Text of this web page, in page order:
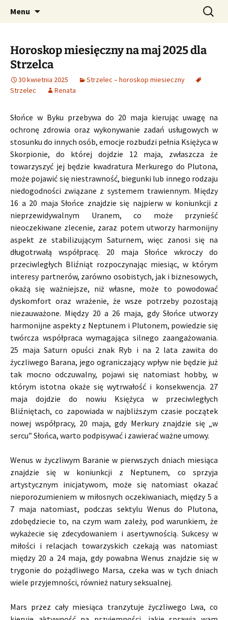
CzaroMarowy horoskop
dzienny, miesięczny i
tygodniowy
Profesjonalne przepowiednie astrologiczne
Menu Szukaj:
Horoskop miesięczny na maj 2025 dla
Strzelca
30 kwietnia 2025
Strzelec – horoskop miesieczny
Strzelec
Renata
Słońce w Byku przebywa do 20 maja kierując uwagę na
ochronę zdrowia oraz wykonywanie zadań usługowych w
stosunku do innych osób, emocje rozbudzi pełnia Księżyca w
Skorpionie, do której dojdzie 12 maja, zwłaszcza że
towarzyszyć jej będzie kwadratura Merkurego do Plutona,
może pojawić się niestrawność, biegunki lub innego rodzaju
niedogodności związane z systemem trawiennym. Między
16 a 20 maja Słońce znajdzie się najpierw w koniunkcji z
nieprzewidywalnym Uranem, co może przynieść
nieoczekiwane zlecenie, zaraz potem utworzy harmonijny
aspekt ze stabilizującym Saturnem, więc zanosi się na
długotrwałą współpracę. 20 maja Słońce wkroczy do
przeciwległych Bliźniąt rozpoczynając miesiąc, w którym
interesy partnerów, zarówno osobistych, jak i biznesowych,
okażą się ważniejsze, niż własne, może to powodować
dyskomfort oraz wrażenie, że wsze potrzeby pozostają
niezauważone. Między 20 a 26 maja, gdy Słońce utworzy
harmonijne aspekty z Neptunem i Plutonem, powiedzie się
twórcza współpraca wymagająca silnego zaangażowania.
25 maja Saturn opuści znak Ryb i na 2 lata zawita do
życzliwego Barana, jego ograniczający wpływ nie będzie już
tak mocno odczuwalny, pojawi się natomiast hobby, w
którym istotna okaże się wytrwałość i konsekwencja. 27
maja dojdzie do nowiu Księżyca w przeciwległych
Bliźniętach, co zapowiada w najbliższym czasie początek
nowej współpracy, 20 maja, gdy Merkury znajdzie się „w
sercu” Słońca, warto podpisywać i zawierać ważne umowy.
Wenus w życzliwym Baranie w pierwszych dniach miesiąca
znajdzie się w koniunkcji z Neptunem, co sprzyja
artystycznym inicjatywom, może się natomiast okazać
nieporozumieniem w miłosnych oczekiwaniach, między 5 a
7 maja natomiast, podczas sektylu Wenus do Plutona,
zdobędziecie to, na czym wam zależy, pod warunkiem, że
wykażecie się zdecydowaniem i asertywnością. Sukcesy w
miłości i relacjach towarzyskich czekają was natomiast
między 20 a 24 maja, gdy powabna Wenus znajdzie się w
trygonie do pożądliwego Marsa, czeka was w tych dniach
wiele przyjemności, również natury seksualnej.
Mars przez cały miesiąca tranzytuje życzliwego Lwa, co